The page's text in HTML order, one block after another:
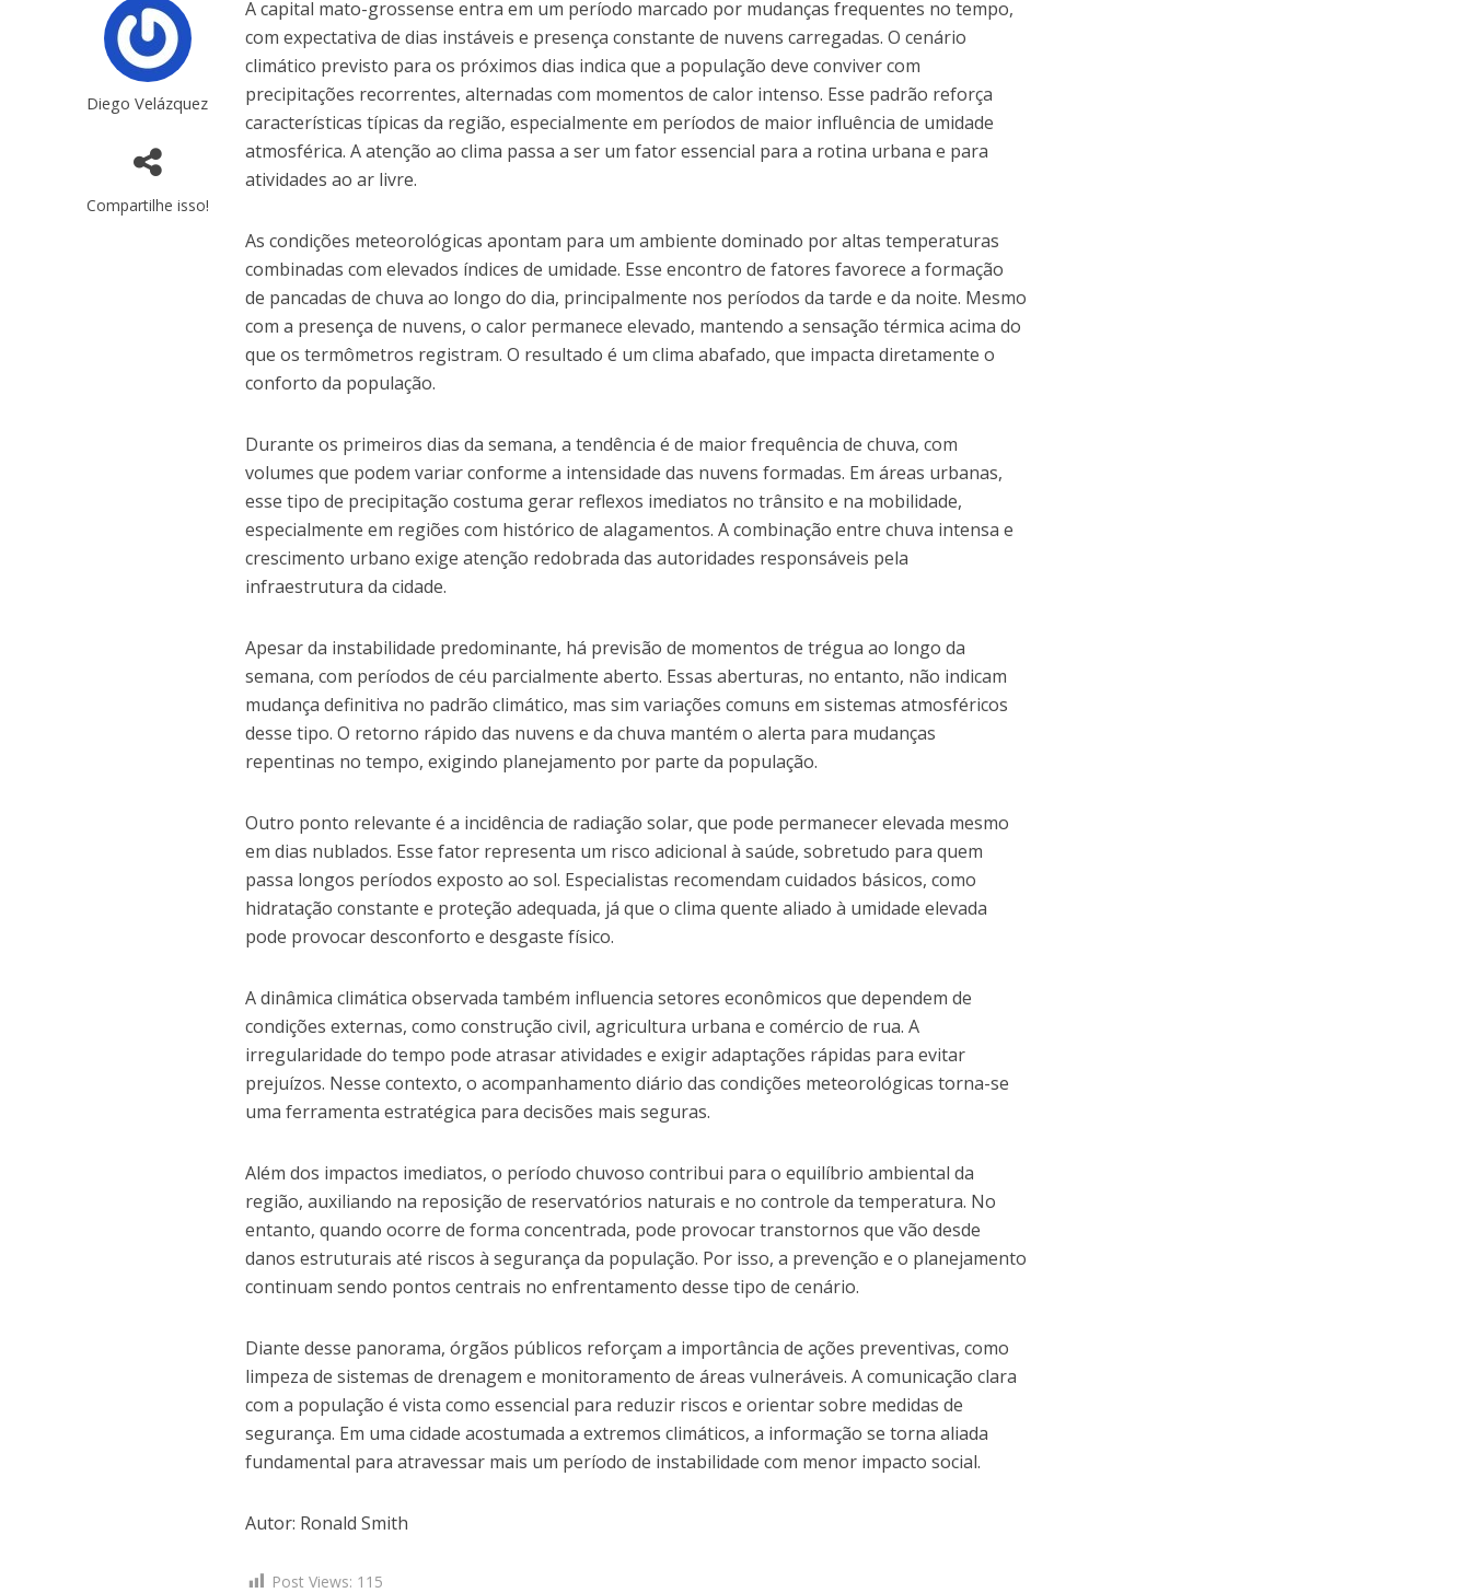
Diego Velázquez
Compartilhe isso!
A capital mato-grossense entra em um período marcado por mudanças frequentes no tempo,
com expectativa de dias instáveis e presença constante de nuvens carregadas. O cenário
climático previsto para os próximos dias indica que a população deve conviver com
precipitações recorrentes, alternadas com momentos de calor intenso. Esse padrão reforça
características típicas da região, especialmente em períodos de maior influência de umidade
atmosférica. A atenção ao clima passa a ser um fator essencial para a rotina urbana e para
atividades ao ar livre.
As condições meteorológicas apontam para um ambiente dominado por altas temperaturas
combinadas com elevados índices de umidade. Esse encontro de fatores favorece a formação
de pancadas de chuva ao longo do dia, principalmente nos períodos da tarde e da noite. Mesmo
com a presença de nuvens, o calor permanece elevado, mantendo a sensação térmica acima do
que os termômetros registram. O resultado é um clima abafado, que impacta diretamente o
conforto da população.
Durante os primeiros dias da semana, a tendência é de maior frequência de chuva, com
volumes que podem variar conforme a intensidade das nuvens formadas. Em áreas urbanas,
esse tipo de precipitação costuma gerar reflexos imediatos no trânsito e na mobilidade,
especialmente em regiões com histórico de alagamentos. A combinação entre chuva intensa e
crescimento urbano exige atenção redobrada das autoridades responsáveis pela
infraestrutura da cidade.
Apesar da instabilidade predominante, há previsão de momentos de trégua ao longo da
semana, com períodos de céu parcialmente aberto. Essas aberturas, no entanto, não indicam
mudança definitiva no padrão climático, mas sim variações comuns em sistemas atmosféricos
desse tipo. O retorno rápido das nuvens e da chuva mantém o alerta para mudanças
repentinas no tempo, exigindo planejamento por parte da população.
Outro ponto relevante é a incidência de radiação solar, que pode permanecer elevada mesmo
em dias nublados. Esse fator representa um risco adicional à saúde, sobretudo para quem
passa longos períodos exposto ao sol. Especialistas recomendam cuidados básicos, como
hidratação constante e proteção adequada, já que o clima quente aliado à umidade elevada
pode provocar desconforto e desgaste físico.
A dinâmica climática observada também influencia setores econômicos que dependem de
condições externas, como construção civil, agricultura urbana e comércio de rua. A
irregularidade do tempo pode atrasar atividades e exigir adaptações rápidas para evitar
prejuízos. Nesse contexto, o acompanhamento diário das condições meteorológicas torna-se
uma ferramenta estratégica para decisões mais seguras.
Além dos impactos imediatos, o período chuvoso contribui para o equilíbrio ambiental da
região, auxiliando na reposição de reservatórios naturais e no controle da temperatura. No
entanto, quando ocorre de forma concentrada, pode provocar transtornos que vão desde
danos estruturais até riscos à segurança da população. Por isso, a prevenção e o planejamento
continuam sendo pontos centrais no enfrentamento desse tipo de cenário.
Diante desse panorama, órgãos públicos reforçam a importância de ações preventivas, como
limpeza de sistemas de drenagem e monitoramento de áreas vulneráveis. A comunicação clara
com a população é vista como essencial para reduzir riscos e orientar sobre medidas de
segurança. Em uma cidade acostumada a extremos climáticos, a informação se torna aliada
fundamental para atravessar mais um período de instabilidade com menor impacto social.
Autor: Ronald Smith
Post Views: 115